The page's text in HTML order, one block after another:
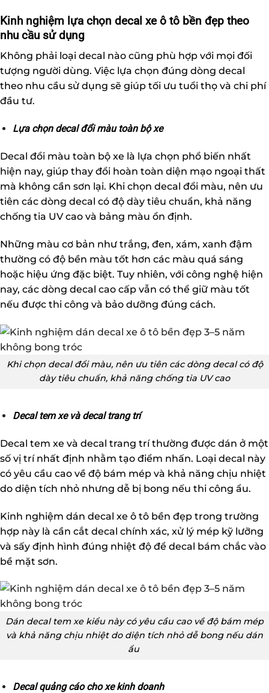
Kinh nghiệm lựa chọn decal xe ô tô bền đẹp theo
nhu cầu sử dụng
Không phải loại decal nào cũng phù hợp với mọi đối
tượng người dùng. Việc lựa chọn đúng dòng decal
theo nhu cầu sử dụng sẽ giúp tối ưu tuổi thọ và chi phí
đầu tư.
Lựa chọn decal đổi màu toàn bộ xe
Decal đổi màu toàn bộ xe là lựa chọn phổ biến nhất
hiện nay, giúp thay đổi hoàn toàn diện mạo ngoại thất
mà không cần sơn lại. Khi chọn decal đổi màu, nên ưu
tiên các dòng decal có độ dày tiêu chuẩn, khả năng
chống tia UV cao và bảng màu ổn định.
Những màu cơ bản như trắng, đen, xám, xanh đậm
thường có độ bền màu tốt hơn các màu quá sáng
hoặc hiệu ứng đặc biệt. Tuy nhiên, với công nghệ hiện
nay, các dòng decal cao cấp vẫn có thể giữ màu tốt
nếu được thi công và bảo dưỡng đúng cách.
Khi chọn decal đổi màu, nên ưu tiên các dòng decal có độ
dày tiêu chuẩn, khả năng chống tia UV cao
Decal tem xe và decal trang trí
Decal tem xe và decal trang trí thường được dán ở một
số vị trí nhất định nhằm tạo điểm nhấn. Loại decal này
có yêu cầu cao về độ bám mép và khả năng chịu nhiệt
do diện tích nhỏ nhưng dễ bị bong nếu thi công ẩu.
Kinh nghiệm dán decal xe ô tô bền đẹp trong trường
hợp này là cần cắt decal chính xác, xử lý mép kỹ lưỡng
và sấy định hình đúng nhiệt độ để decal bám chắc vào
bề mặt sơn.
Dán decal tem xe kiểu này có yêu cầu cao về độ bám mép
và khả năng chịu nhiệt do diện tích nhỏ dễ bong nếu dán
ẩu
Decal quảng cáo cho xe kinh doanh